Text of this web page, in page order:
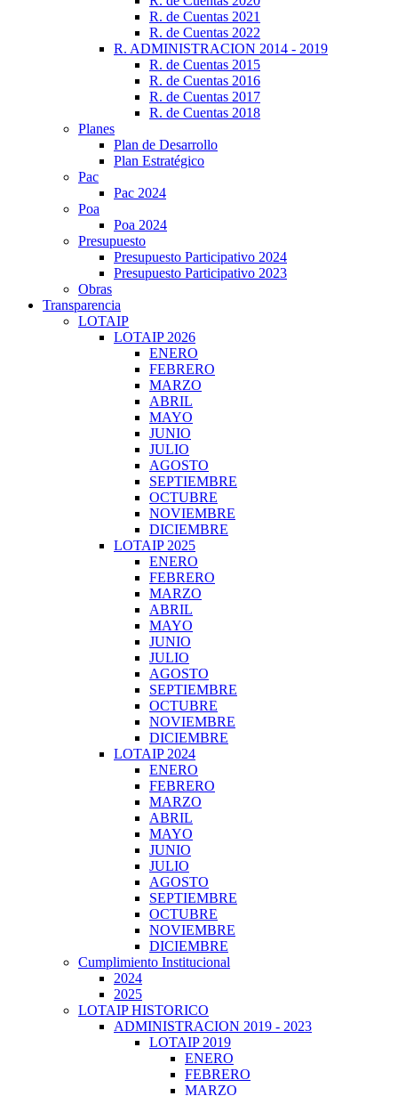
R. de Cuentas 2021
R. de Cuentas 2022
R. ADMINISTRACION 2014 - 2019
R. de Cuentas 2015
R. de Cuentas 2016
R. de Cuentas 2017
R. de Cuentas 2018
Planes
Plan de Desarrollo
Plan Estratégico
Pac
Pac 2024
Poa
Poa 2024
Presupuesto
Presupuesto Participativo 2024
Presupuesto Participativo 2023
Obras
Transparencia
LOTAIP
LOTAIP 2026
ENERO
FEBRERO
MARZO
ABRIL
MAYO
JUNIO
JULIO
AGOSTO
SEPTIEMBRE
OCTUBRE
NOVIEMBRE
DICIEMBRE
LOTAIP 2025
ENERO
FEBRERO
MARZO
ABRIL
MAYO
JUNIO
JULIO
AGOSTO
SEPTIEMBRE
OCTUBRE
NOVIEMBRE
DICIEMBRE
LOTAIP 2024
ENERO
FEBRERO
MARZO
ABRIL
MAYO
JUNIO
JULIO
AGOSTO
SEPTIEMBRE
OCTUBRE
NOVIEMBRE
DICIEMBRE
Cumplimiento Institucional
2024
2025
LOTAIP HISTORICO
ADMINISTRACION 2019 - 2023
LOTAIP 2019
ENERO
FEBRERO
MARZO